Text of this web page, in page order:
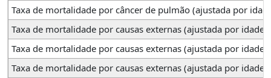
Taxa de mortalidade por câncer de pulmão (ajustada por
Taxa de mortalidade por causas externas (ajustada por
Taxa de mortalidade por causas externas (ajustada por
Taxa de mortalidade por causas externas (ajustada por idade